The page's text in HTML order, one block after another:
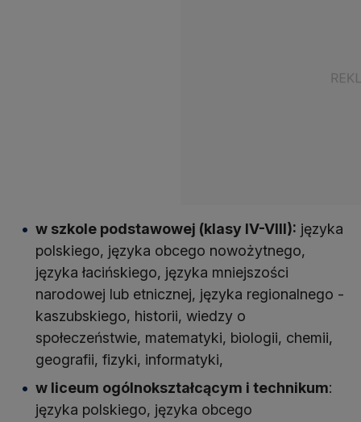
w szkole podstawowej (klasy IV-VIII): języka
polskiego, języka obcego nowożytnego,
języka łacińskiego, języka mniejszości
narodowej lub etnicznej, języka regionalnego -
kaszubskiego, historii, wiedzy o
społeczeństwie, matematyki, biologii, chemii,
geografii, fizyki, informatyki,
w liceum ogólnokształcącym i technikum:
języka polskiego, języka obcego